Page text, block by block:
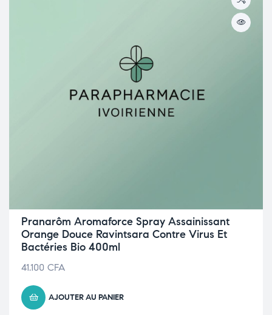
Pranarôm Aromaforce Spray Assainissant
Orange Douce Ravintsara Contre Virus Et
Bactéries Bio 400ml
41.100 CFA
AJOUTER AU PANIER